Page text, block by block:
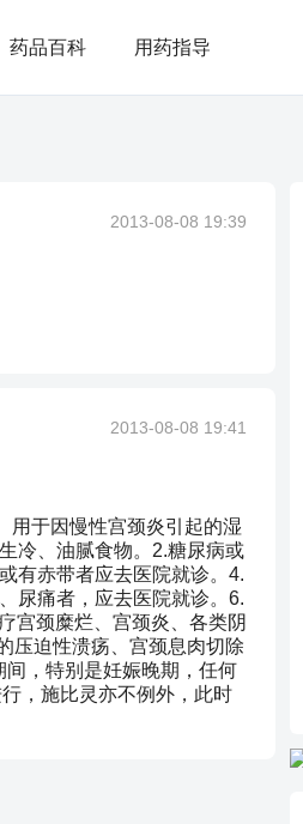
药品百科 用药指导
2013-08-08 19:39
2013-08-08 19:41
用于因慢性宫颈炎引起的湿
冷、油腻食物。2.糖尿病或
有赤带者应去医院就诊。4.
尿痛者，应去医院就诊。6.
宫颈糜烂、宫颈炎、各类阴
压迫性溃疡、宫颈息肉切除
，特别是妊娠晚期，任何
，施比灵亦不例外，此时